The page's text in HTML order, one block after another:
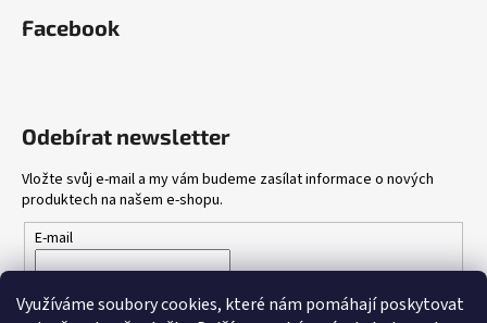
Využíváme soubory cookies, které nám pomáhají poskytovat
Facebook
Odebírat newsletter
Vložte svůj e-mail a my vám budeme zasílat informace o nových
produktech na našem e-shopu.
E-mail
údajů